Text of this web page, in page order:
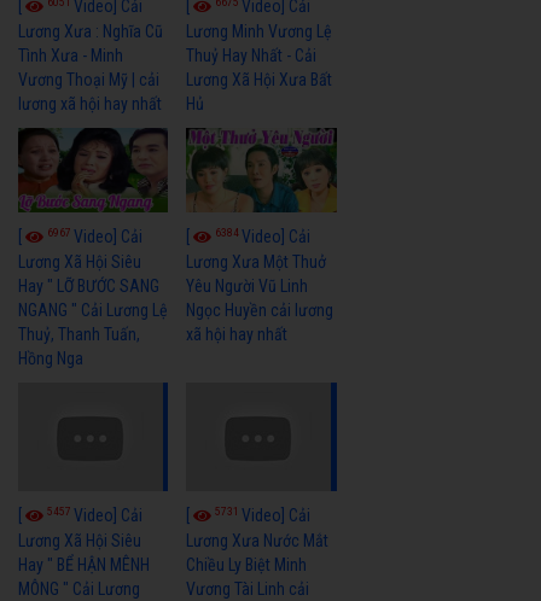
Video] Cải
Lương Xưa : Nghĩa Cũ
Tình Xưa - Minh
Vương Thoại Mỹ | cải
lương xã hội hay nhất
Video] Cải
Lương Minh Vương Lệ
Thuỷ Hay Nhất - Cải
Lương Xã Hội Xưa Bất
Hủ
6967 Video] Cải
Lương Xã Hội Siêu
Hay " LỠ BƯỚC SANG
NGANG " Cải Lương Lệ
Thuỷ, Thanh Tuấn,
Hồng Nga
6384Video] Cải
Lương Xưa Một Thuở
Yêu Người Vũ Linh
Ngọc Huyền cải lương
xã hội hay nhất
5457 Video] Cải
Lương Xã Hội Siêu
Hay " BỂ HẬN MÊNH
MÔNG " Cải Lương
5731Video] Cải
Lương Xưa Nước Mắt
Chiều Ly Biệt Minh
Vương Tài Linh cải